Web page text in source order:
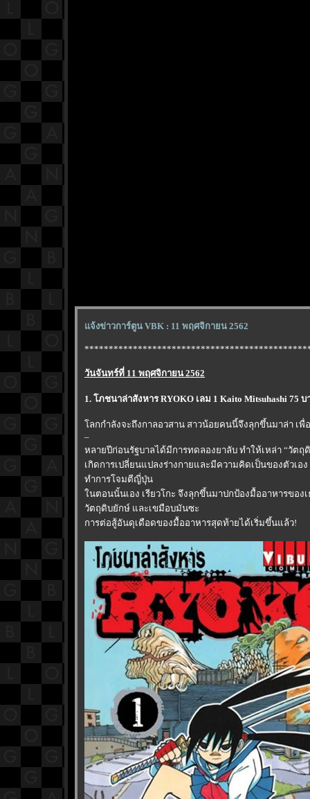
จ้งข่าวการ์ตูน VBK : 11 พฤศจิกายน 2562
วันจันทร์ที่ 11 พฤศจิกายน 2562
1. โภชนาล่าสังหาร RYOKO เลม 1 Kaito Mitsuhashi 75 บ
ลกกําลังจะถึงกาลอวสาน สาวน้อยคนนี้จึงลุกขึ้นมาล่า เพื่
–
หลายปีก่อนรัฐบาลได้มีการทดลองยาลับ ทําให้เหล่า “วัตถุ
เกิดการเปลี่ยนแปลงร่างกายและมีความคิดเป็นของตัวเอ
ทําการโจมตีญี่ปุ่น
นตอนนั้นเอง เรียวโกะ จึงลุกขึ้นมาปกป้องมื้ออาหารของเ
วัตถุดิบยักษ์ และเขมือบมันซะ
การต่อสู้อันดุเดือดของมื้ออาหารสุดท้ายได้เริ่มขึ้นแล้ว!